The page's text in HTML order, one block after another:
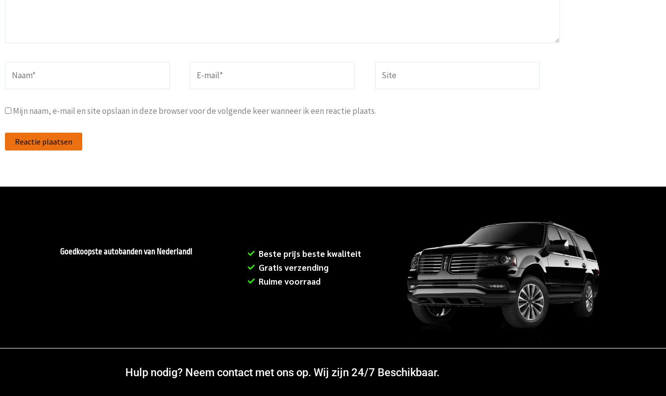
mail*
Mijn naam, e-mail en site opslaan in deze browser voor de volgende keer wanneer ik een reactie plaats.
Goedkoopste autobanden van Nederland!
Beste prijs beste kwaliteit
Gratis verzending
Ruime voorraad
Hulp nodig? Neem contact met ons op. Wij zijn 24/7 Beschikbaar.